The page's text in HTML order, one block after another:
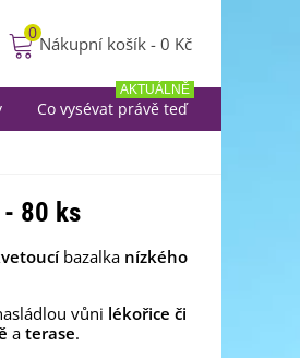
0
Nákupní košík - 0 Kč
Co vysévat právě teď
AKTUÁLNĚ
80 ks
bazalka nízkého
vůni lékořice či
a terase.